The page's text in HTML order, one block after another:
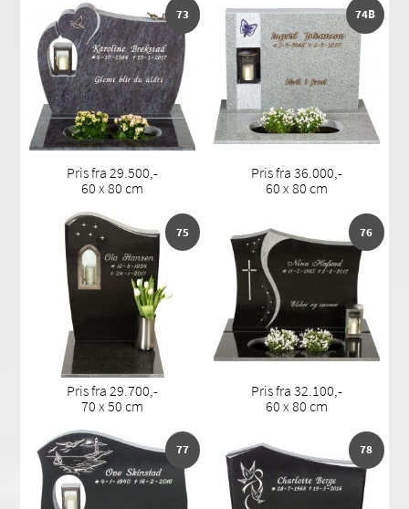
73
Pris fra 29.500,-
60 x 80 cm
74B
Pris fra 36.000,-
60 x 80 cm
75
Pris fra 29.700,-
70 x 50 cm
76
Pris fra 32.100,-
60 x 80 cm
77 78